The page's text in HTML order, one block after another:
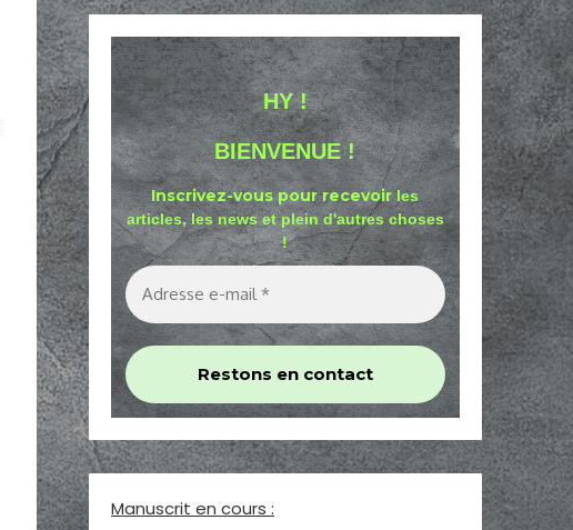
HY !
BIENVENUE !
Inscrivez-vous pour recevoirles
articles, les news et plein d'autres choses
!
Manuscrit en cours :